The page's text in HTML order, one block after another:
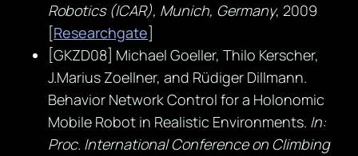
Robotics (ICAR), Munich, Germany, 2009
[Researchgate]
[GKZD08] Michael Goeller, Thilo Kerscher,
J.Marius Zoellner, and Rüdiger Dillmann.
Behavior Network Control for a Holonomic
Mobile Robot in Realistic Environments. In:
Proc. International Conference on Climbing